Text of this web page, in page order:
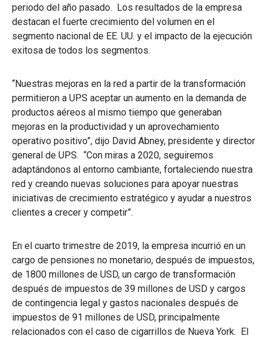
periodo del año pasado. Los resultados de la empresa
destacan el fuerte crecimiento del volumen en el
segmento nacional de EE. UU. y el impacto de la ejecución
exitosa de todos los segmentos.
“Nuestras mejoras en la red a partir de la transformación
permitieron a UPS aceptar un aumento en la demanda de
productos aéreos al mismo tiempo que generaban
mejoras en la productividad y un aprovechamiento
operativo positivo”, dijo David Abney, presidente y director
general de UPS. “Con miras a 2020, seguiremos
adaptándonos al entorno cambiante, fortaleciendo nuestra
red y creando nuevas soluciones para apoyar nuestras
iniciativas de crecimiento estratégico y ayudar a nuestros
clientes a crecer y competir”.
En el cuarto trimestre de 2019, la empresa incurrió en un
cargo de pensiones no monetario, después de impuestos,
de 1800 millones de USD, un cargo de transformación
después de impuestos de 39 millones de USD y cargos
de contingencia legal y gastos nacionales después de
impuestos de 91 millones de USD, principalmente
relacionados con el caso de cigarrillos de Nueva York. El